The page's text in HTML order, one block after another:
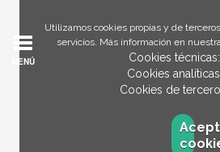
Utilizamos cookies propias y de
servicios. Más información en
Cookies técnicas:
Cookies
Cookies de
MENÚ